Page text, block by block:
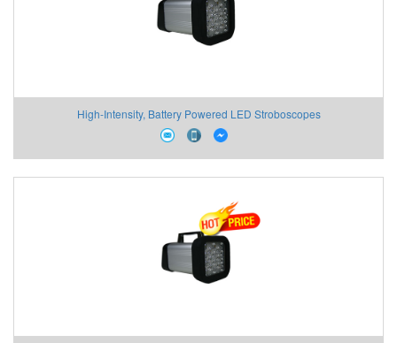
High-Intensity, Battery Powered LED Stroboscopes